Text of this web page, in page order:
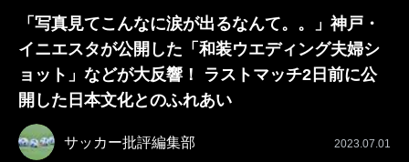
「写真見てこんなに涙が出るなんて。。」神戸・
イニエスタが公開した「和装ウエディング夫婦シ
ョット」などが大反響！ ラストマッチ2日前に公
開した日本文化とのふれあい
サッカー批評編集部 2023.07.01